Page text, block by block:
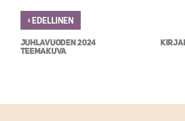
‹EDELLINEN
JUHLAVUODEN 2024
TEEMAKUVA